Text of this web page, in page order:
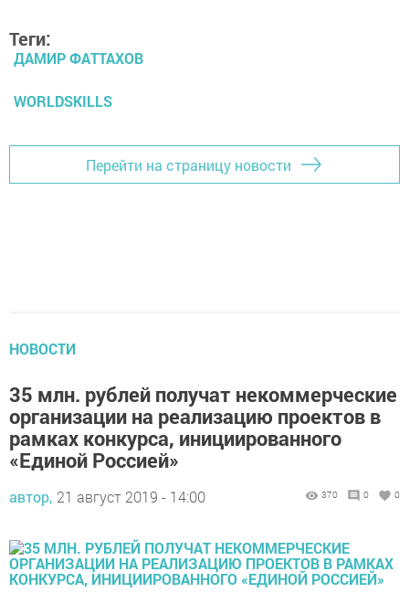
Теги:
ДАМИР ФАТТАХОВ
WORLDSKILLS
Перейти на страницу новости
НОВОСТИ
35 млн. рублей получат некоммерческие
организации на реализацию проектов в
рамках конкурса, инициированного
«Единой Россией»
автор, 21 август 2019 - 14:00 370 0 0